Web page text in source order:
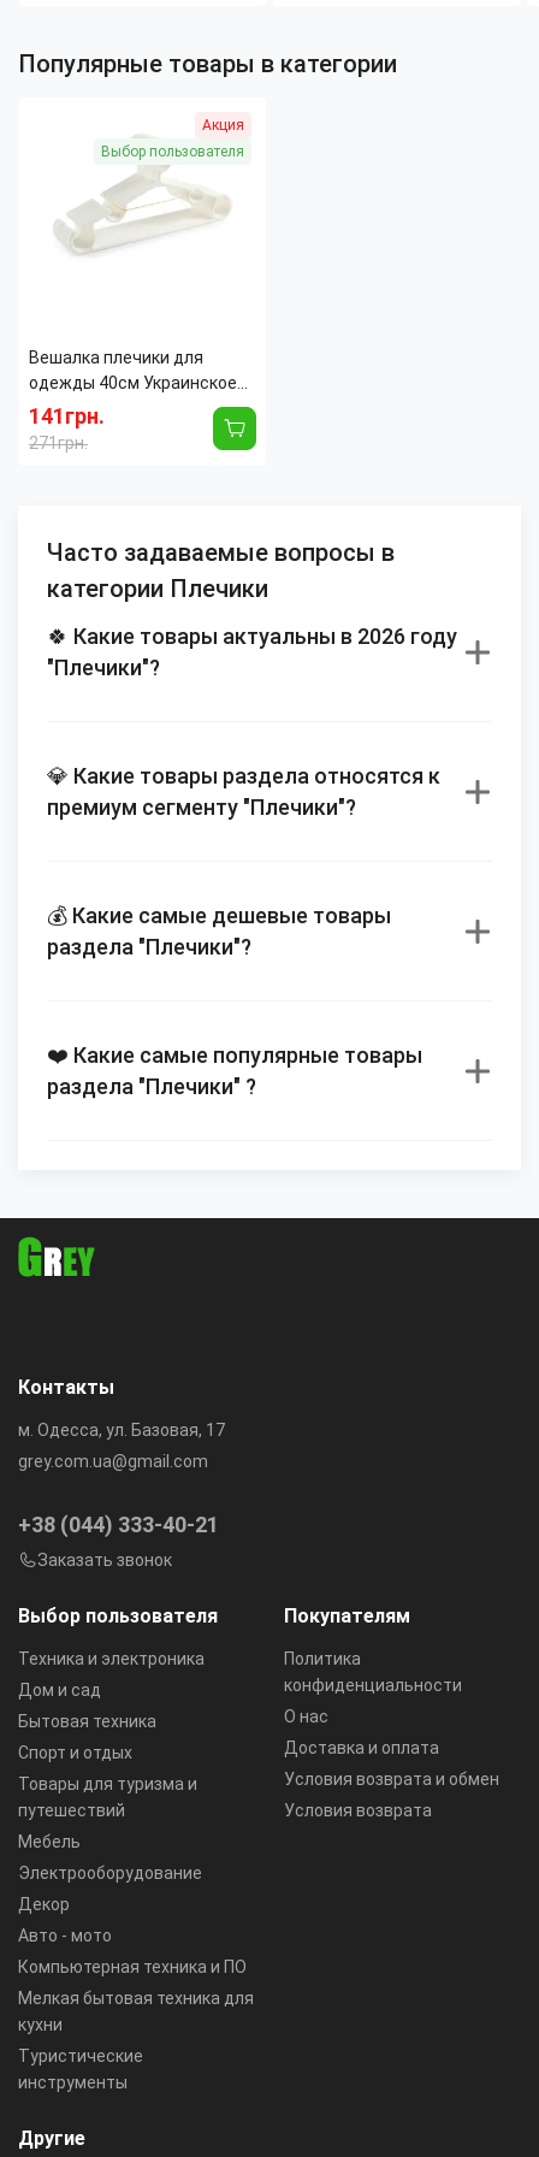
Популярные товары в категории
Акция
Выбор пользователя
Вешалка плечики для
одежды 40см Украинское
производство, тремпеля
для одежды 40 см пластик
141грн.
271грн.
Часто задаваемые вопросы в
категории Плечики
🍀 Какие товары актуальны в 2026 году
"Плечики"?
💎 Какие товары раздела относятся к
премиум сегменту "Плечики"?
💰 Какие самые дешевые товары
раздела "Плечики"?
❤️ Какие самые популярные товары
раздела "Плечики" ?
Выбор пользователя
Техника и электроника
Дом и сад
Бытовая техника
Спорт и отдых
Товары для туризма и
путешествий
Мебель
Электрооборудование
Декор
Авто - мото
Компьютерная техника и ПО
Мелкая бытовая техника для
кухни
Туристические
инструменты
Покупателям
Политика
конфиденциальности
О нас
Доставка и оплата
Условия возврата и обмен
Условия возврата
Другие
Контакты
м. Одесса, ул. Базовая, 17
grey.com.ua@gmail.com
+38 (044) 333-40-21
Заказать звонок